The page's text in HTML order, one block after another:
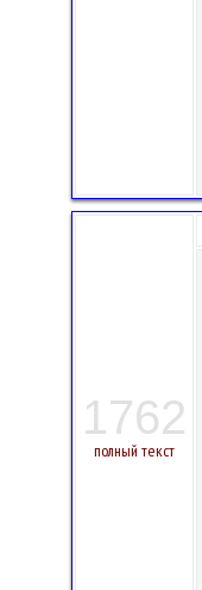
1762
полный текст